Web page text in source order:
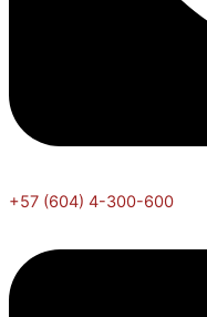
+57 (604) 4-300-600